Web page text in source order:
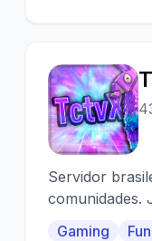
T
Servidor
comunidades.
Gaming Fun